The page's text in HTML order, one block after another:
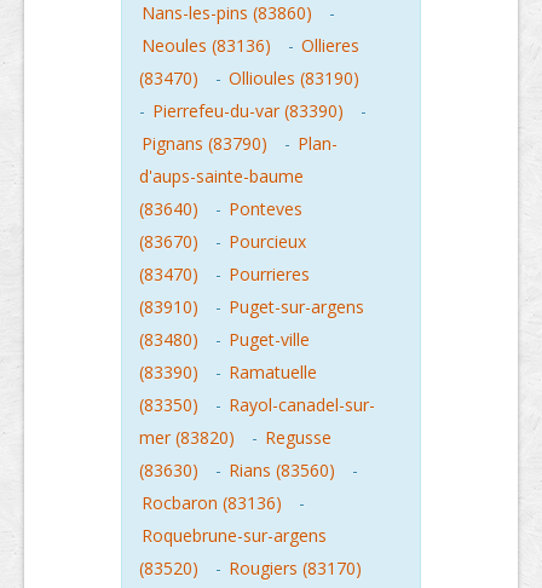
Nans-les-pins (83860)
-
Neoules (83136)
- Ollieres
(83470)
- Ollioules (83190)
- Pierrefeu-du-var (83390)
-
Pignans (83790)
- Plan-
d'aups-sainte-baume
(83640)
- Ponteves
(83670)
- Pourcieux
(83470)
- Pourrieres
(83910)
- Puget-sur-argens
(83480)
- Puget-ville
(83390)
- Ramatuelle
(83350)
- Rayol-canadel-sur-
mer (83820)
- Regusse
(83630)
- Rians (83560)
-
Rocbaron (83136)
-
Roquebrune-sur-argens
(83520)
- Rougiers (83170)